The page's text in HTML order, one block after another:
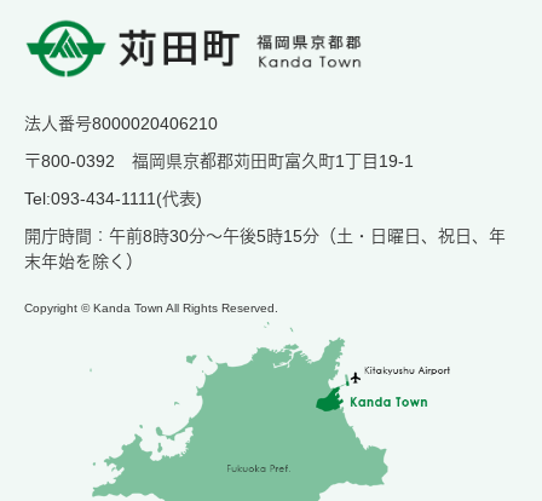
法人番号8000020406210
〒800-0392 福岡県京都郡苅田町富久町1丁目19-1
Tel:093-434-1111(代表)
開庁時間：午前8時30分～午後5時15分（土・日曜日、祝日、年
末年始を除く）
Copyright © Kanda Town All Rights Reserved.